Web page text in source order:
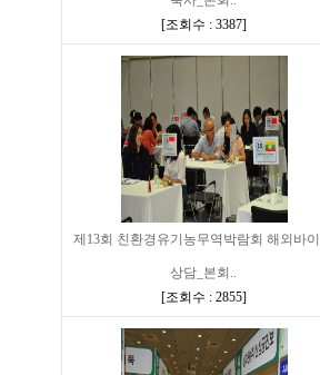
[조회수 : 3387]
제13회 친환경유기농무역박람회 해외바
상담_본회..
[조회수 : 2855]